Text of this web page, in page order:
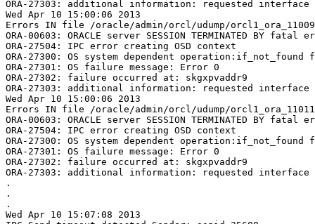
ORA-27303: additional information: requested interface
Wed Apr 10 15:00:06 2013
Errors IN file /oracle/admin/orcl/udump/
ORA-00603: ORACLE server SESSION TERMINATED BY fatal
ORA-27504: IPC error creating OSD context
ORA-27300: OS system dependent operation:if_not_found
ORA-27301: OS failure message: Error 0
ORA-27302: failure occurred at: skgxpvaddr9
ORA-27303: additional information: requested interface
Wed Apr 10 15:00:06 2013
Errors IN file /oracle/admin/orcl/udump/
ORA-00603: ORACLE server SESSION TERMINATED BY fatal
ORA-27504: IPC error creating OSD context
ORA-27300: OS system dependent operation:if_not_found
ORA-27301: OS failure message: Error 0
ORA-27302: failure occurred at: skgxpvaddr9
ORA-27303: additional information: requested interface
.
.
.
Wed Apr 10 15:07:08 2013